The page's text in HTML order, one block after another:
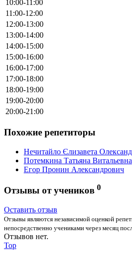
10:00-11:00
11:00-12:00
12:00-13:00
13:00-14:00
14:00-15:00
15:00-16:00
16:00-17:00
17:00-18:00
18:00-19:00
19:00-20:00
20:00-21:00
Похожие репетиторы
Нечитайло Єлизавета
Потемкина Татьяна Витальевна
Егор Пронин Александрович
Отзывы от учеников 0
Оставить отзыв
Отзывы являются независимой оценкой
непосредственно учениками через месяц
Отзывов нет.
Top